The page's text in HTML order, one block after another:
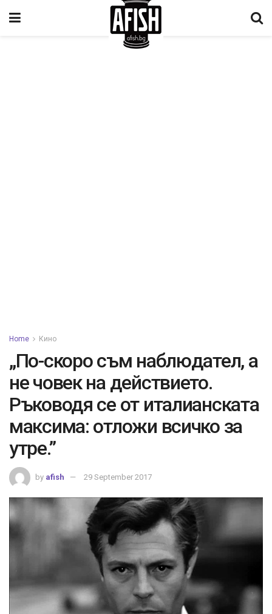
Home Кино
„По-скоро съм наблюдател, а
не човек на действието.
Ръководя се от италианската
максима: отложи всичко за
утре.”
by afish 29 September 2017